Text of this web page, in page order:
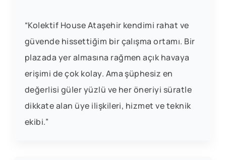
“Kolektif House Ataşehir kendimi rahat ve
güvende hissettiğim bir çalışma ortamı. Bir
plazada yer almasına rağmen açık havaya
erişimi de çok kolay. Ama şüphesiz en
değerlisi güler yüzlü ve her öneriyi süratle
dikkate alan üye ilişkileri, hizmet ve teknik
ekibi.”